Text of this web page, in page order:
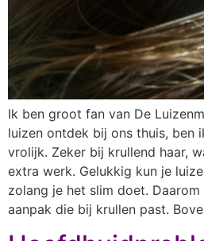
Ik ben groot fan van De
luizen ontdek bij ons thuis, ben
vrolijk. Zeker bij krullend haar,
extra werk. Gelukkig kun je
zolang je het slim doet.
aanpak die bij krullen past.